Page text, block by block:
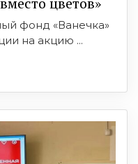
фонд «Ванечка»
на акцию ...